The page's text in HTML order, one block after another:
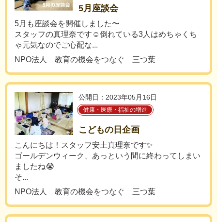
5月座談会
5月も座談会を開催しました〜
スタッフの真理奈です☺️倒れている3人はめちゃくち
ゃ元気なのでご心配な...
NPO法人 教育の機会をつなぐ 三つ葉
公開日：2023年05月16日
健康・医療・福祉の増進
こどもの日企画
こんにちは！スタッフ安土真理奈です✨
ゴールデンウィーク、あっという間に終わってしまい
ましたね😭
そ...
NPO法人 教育の機会をつなぐ 三つ葉